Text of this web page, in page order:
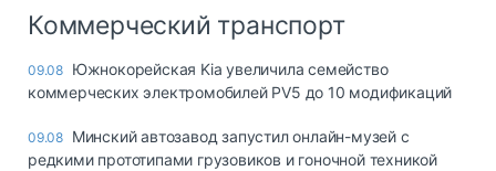
Коммерческий транспорт
09.08 Южнокорейская Kia увеличила семейство
коммерческих электромобилей PV5 до 10 модификаций
09.08 Минский автозавод запустил онлайн-музей с
редкими прототипами грузовиков и гоночной техникой